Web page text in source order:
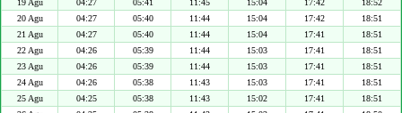
19 Agu
04:27 05:41 11:45 15:04 17:42
18:52
20 Agu
04:27 05:40 11:44 15:04 17:42
18:51
21 Agu
04:27 05:40 11:44 15:04 17:41
18:51
22 Agu
04:26 05:39 11:44 15:03 17:41
18:51
23 Agu
04:26 05:39 11:44 15:03 17:41
18:51
24 Agu
04:26 05:38 11:43 15:03 17:41
18:51
25 Agu
04:25 05:38 11:43 15:02 17:41
18:51